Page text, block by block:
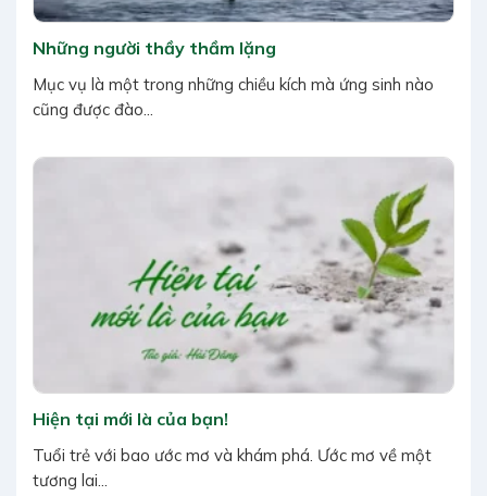
Những người thầy thầm lặng
Mục vụ là một trong những chiều kích mà ứng sinh nào
cũng được đào...
Hiện tại mới là của bạn!
Tuổi trẻ với bao ước mơ và khám phá. Ước mơ về một
tương lai...